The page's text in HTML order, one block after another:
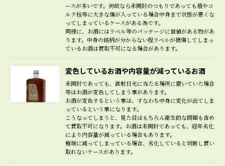
ースが多いです。何故なら未開封のつもりであっても瓶やコ
ルク栓等に大きな傷が入っている場合中身まで状態が悪くな
ってしまっているケースがある為です。
同様に、お酒にはラベル等のパッケージに価値がある物があ
ります。中身の銘柄が分からない程ラベルが損傷してしまっ
ているお酒は買取不可になる場合があります。
変色しているお酒や内容量が減っているお酒
未開封であっても、直射日光に当たる場所に置いていた場合
等はお酒が変色してしまう事があります。
お酒が変色するという事は、すなわち中身に変化が出てしま
っているという事になります。
こうなってしまうと、見た目はもちろん衛生的な問題も含め
て買取不可になります。お酒は未開封であっても、経年劣化
により内容量が減っている場合もあります。
極端に減ってしまっている場合、劣化していると判断し買い
取れないケースがあります。